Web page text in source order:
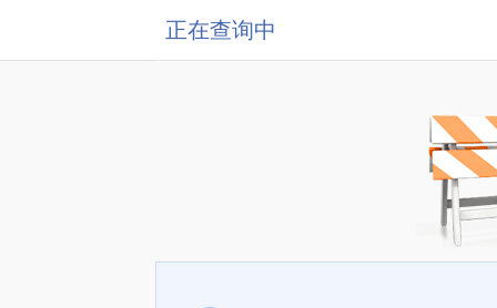
正在查询中